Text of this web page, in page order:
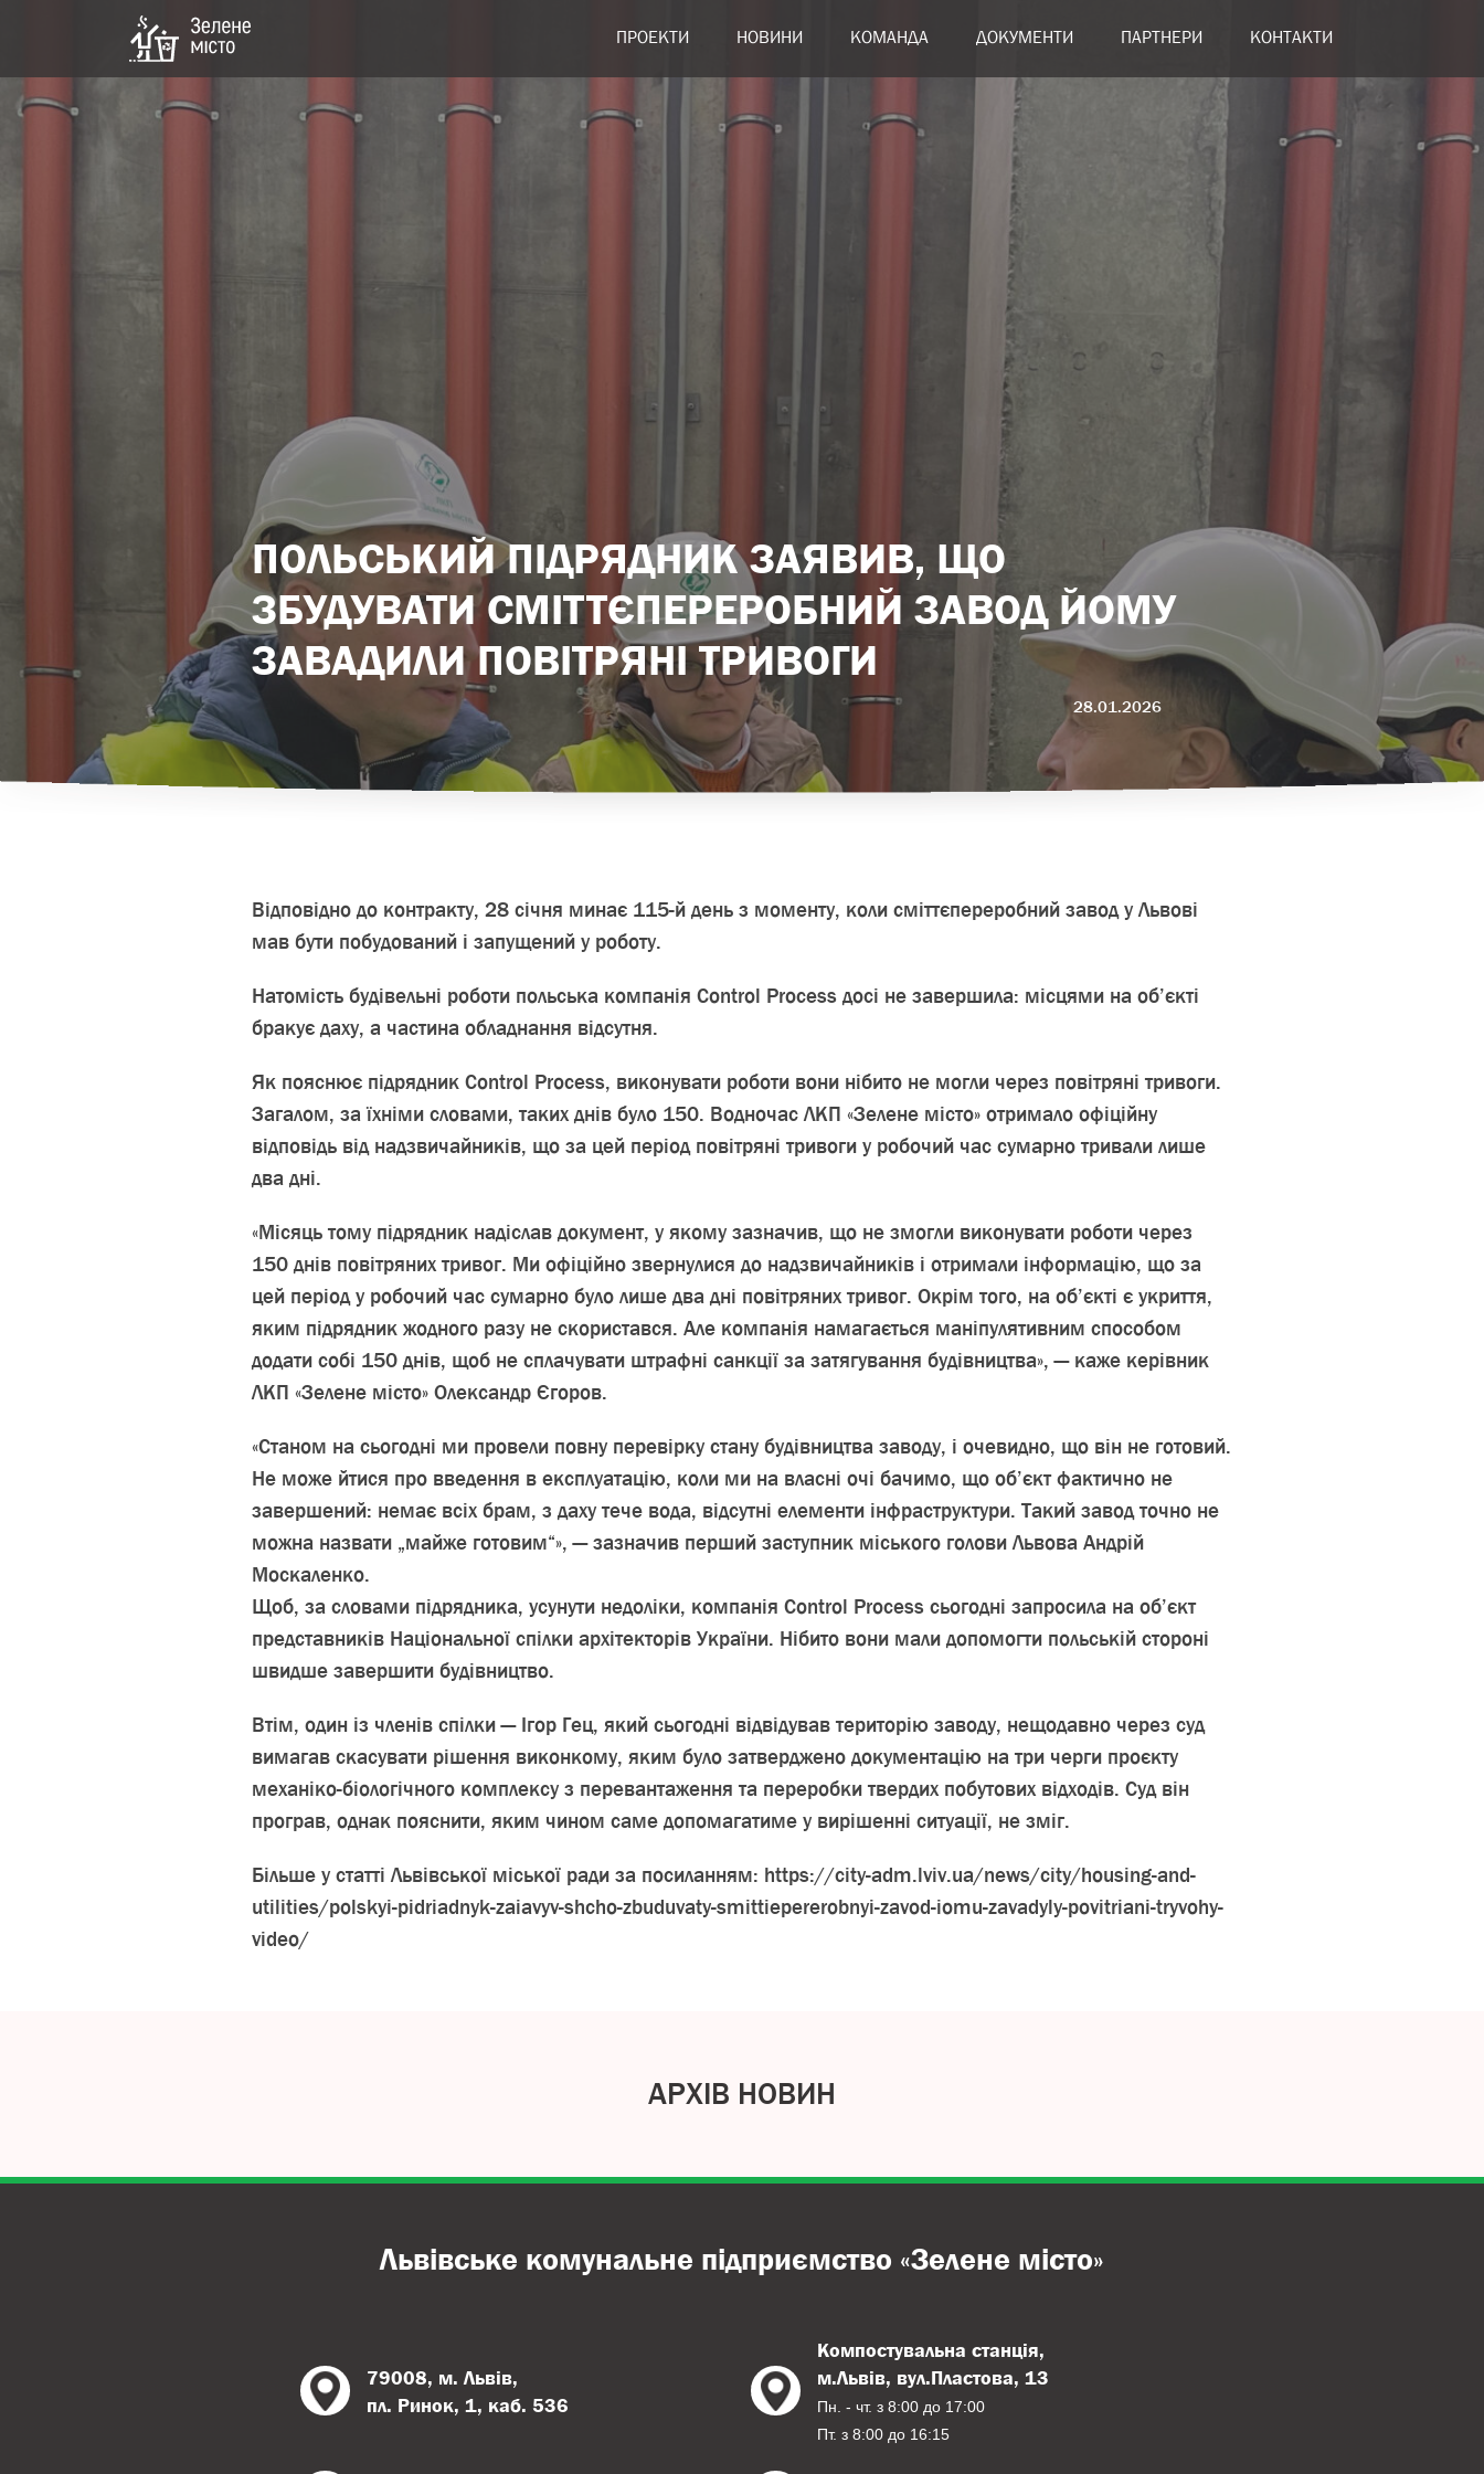
ПРОЕКТИ НОВИНИ КОМАНДА ДОКУМЕНТИ ПАРТНЕРИ КОНТАКТИ
ПОЛЬСЬКИЙ ПІДРЯДНИК ЗАЯВИВ, ЩО
ЗБУДУВАТИ СМІТТЄПЕРЕРОБНИЙ ЗАВОД ЙОМУ
ЗАВАДИЛИ ПОВІТРЯНІ ТРИВОГИ
28.01.2026
Відповідно до контракту, 28 січня минає 115-й день з моменту, коли сміттєпереробний завод у Львові
мав бути побудований і запущений у роботу.
Натомість будівельні роботи польська компанія Control Process досі не завершила: місцями на об’єкті
бракує даху, а частина обладнання відсутня.
Як пояснює підрядник Control Process, виконувати роботи вони нібито не могли через повітряні тривоги.
Загалом, за їхніми словами, таких днів було 150. Водночас ЛКП «Зелене місто» отримало офіційну
відповідь від надзвичайників, що за цей період повітряні тривоги у робочий час сумарно тривали лише
два дні.
«Місяць тому підрядник надіслав документ, у якому зазначив, що не змогли виконувати роботи через
150 днів повітряних тривог. Ми офіційно звернулися до надзвичайників і отримали інформацію, що за
цей період у робочий час сумарно було лише два дні повітряних тривог. Окрім того, на об’єкті є укриття,
яким підрядник жодного разу не скористався. Але компанія намагається маніпулятивним способом
додати собі 150 днів, щоб не сплачувати штрафні санкції за затягування будівництва», — каже керівник
ЛКП «Зелене місто» Олександр Єгоров.
«Станом на сьогодні ми провели повну перевірку стану будівництва заводу, і очевидно, що він не готовий.
Не може йтися про введення в експлуатацію, коли ми на власні очі бачимо, що об’єкт фактично не
завершений: немає всіх брам, з даху тече вода, відсутні елементи інфраструктури. Такий завод точно не
можна назвати „майже готовим“», — зазначив перший заступник міського голови Львова Андрій
Москаленко.
Щоб, за словами підрядника, усунути недоліки, компанія Control Process сьогодні запросила на об’єкт
представників Національної спілки архітекторів України. Нібито вони мали допомогти польській стороні
швидше завершити будівництво.
Втім, один із членів спілки — Ігор Гец, який сьогодні відвідував територію заводу, нещодавно через суд
вимагав скасувати рішення виконкому, яким було затверджено документацію на три черги проєкту
механіко-біологічного комплексу з перевантаження та переробки твердих побутових відходів. Суд він
програв, однак пояснити, яким чином саме допомагатиме у вирішенні ситуації, не зміг.
Більше у статті Львівської міської ради за посиланням: https://city-adm.lviv.ua/news/city/housing-and-
utilities/polskyi-pidriadnyk-zaiavyv-shcho-zbuduvaty-smittiepererobnyi-zavod-iomu-zavadyly-povitriani-tryvohy-
video/
АРХІВ НОВИН
Львівське комунальне підприємство «Зелене місто»
79008, м. Львів,
пл. Ринок, 1, каб. 536
Компостувальна станція,
м.Львів, вул.Пластова, 13
Пн. - чт. з 8:00 до 17:00
Пт. з 8:00 до 16:15